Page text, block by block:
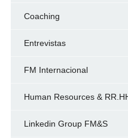
Coaching
Entrevistas
FM Internacional
Human Resources &
Linkedin Group FM&S